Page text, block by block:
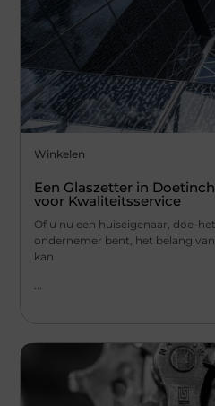
Winkelen
Een Glaszetter in
voor Kwaliteitsservice
Of u nu een huiseigenaar, doe-
ondernemer bent, het belang
kan
...